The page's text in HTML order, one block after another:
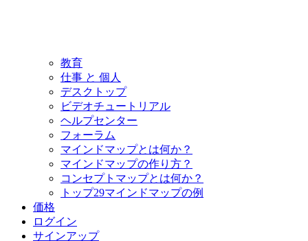
教育
仕事 と 個人
デスクトップ
ビデオチュートリアル
ヘルプセンター
フォーラム
マインドマップとは何か？
マインドマップの作り方？
コンセプトマップとは何か？
トップ29マインドマップの例
価格
ログイン
サインアップ